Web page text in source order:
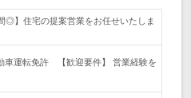
◎】住宅の提案営業をお任せいたしま
車運転免許 【歓迎要件】 営業経験を